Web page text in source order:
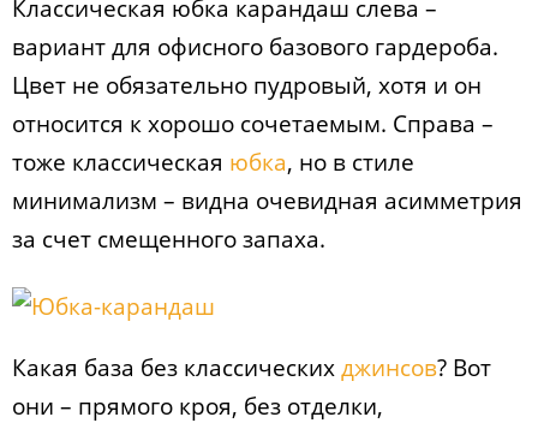
Классическая юбка карандаш слева –
вариант для офисного базового гардероба.
Цвет не обязательно пудровый, хотя и он
относится к хорошо сочетаемым. Справа –
тоже классическая юбка, но в стиле
минимализм – видна очевидная асимметрия
за счет смещенного запаха.
Какая база без классическихджинсов? Вот
они – прямого кроя, без отделки,